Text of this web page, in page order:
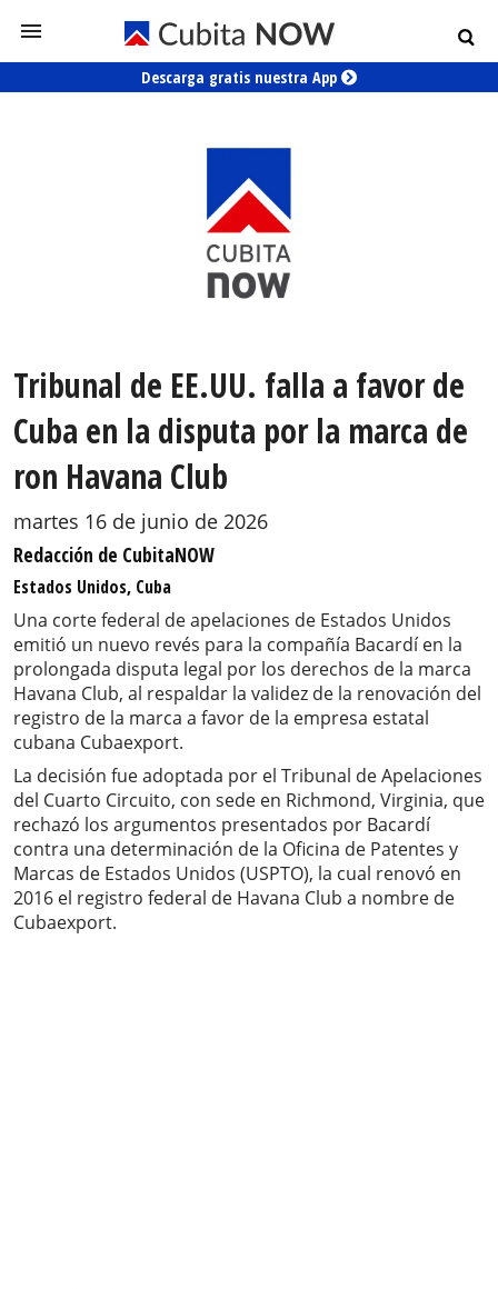
Descarga gratis nuestra App
Tribunal de EE.UU. falla a favor de
Cuba en la disputa por la marca de
ron Havana Club
martes 16 de junio de 2026
Redacción de CubitaNOW
Estados Unidos, Cuba
Una corte federal de apelaciones de Estados Unidos
emitió un nuevo revés para la compañía Bacardí en la
prolongada disputa legal por los derechos de la marca
Havana Club, al respaldar la validez de la renovación del
registro de la marca a favor de la empresa estatal
cubana Cubaexport.
La decisión fue adoptada por el Tribunal de Apelaciones
del Cuarto Circuito, con sede en Richmond, Virginia, que
rechazó los argumentos presentados por Bacardí
contra una determinación de la Oficina de Patentes y
Marcas de Estados Unidos (USPTO), la cual renovó en
2016 el registro federal de Havana Club a nombre de
Cubaexport.